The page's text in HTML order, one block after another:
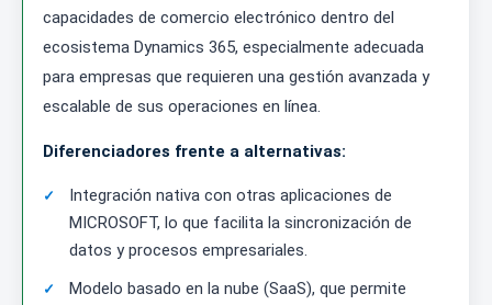
capacidades de comercio electrónico dentro del
ecosistema Dynamics 365, especialmente adecuada
para empresas que requieren una gestión avanzada y
escalable de sus operaciones en línea.
Diferenciadores frente a alternativas:
Integración nativa con otras aplicaciones de
MICROSOFT, lo que facilita la sincronización de
datos y procesos empresariales.
Modelo basado en la nube (SaaS), que permite